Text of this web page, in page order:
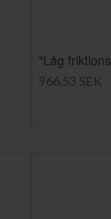
"Låg
966,53 SEK